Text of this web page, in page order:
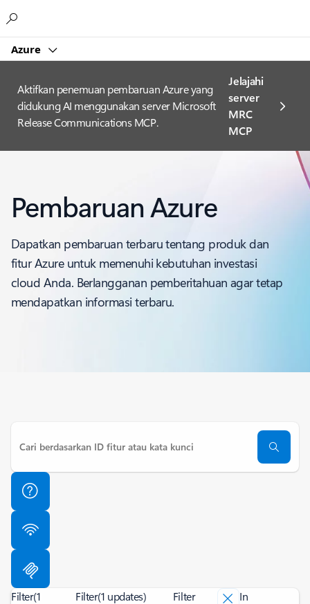
Azure
Aktifkan penemuan pembaruan Azure yang
didukung AI menggunakan server Microsoft
Release Communications MCP.
Jelajahi
server
MRC
MCP
Pembaruan Azure
Dapatkan pembaruan terbaru tentang produk dan
fitur Azure untuk memenuhi kebutuhan investasi
cloud Anda. Berlangganan pemberitahuan agar tetap
mendapatkan informasi terbaru.
Filter(1
Filter(1 updates) Filter
In